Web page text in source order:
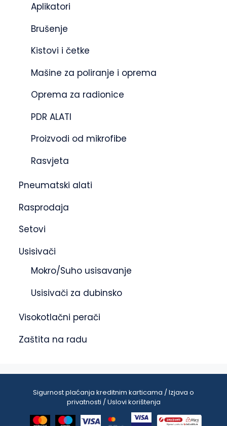
Aplikatori
Brušenje
Kistovi i četke
Mašine za poliranje i oprema
Oprema za radionice
PDR ALATI
Proizvodi od mikrofibe
Rasvjeta
Pneumatski alati
Rasprodaja
Setovi
Usisivači
Mokro/Suho usisavanje
Usisivači za dubinsko
Visokotlačni perači
Zaštita na radu
Sigurnost plaćanja kreditnim karticama / Izjava o
privatnosti / Uslovi korištenja